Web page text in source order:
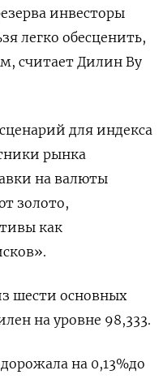
инвесторы
легко обесценить,
считает Дилин Ву
для индекса
рынка
на валюты
золото,
как
шести основных
на уровне 98,333​.
на 0,13%​ до